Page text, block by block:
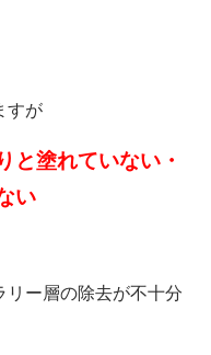
すが
と塗れていない・
い
リー層の除去が不十分